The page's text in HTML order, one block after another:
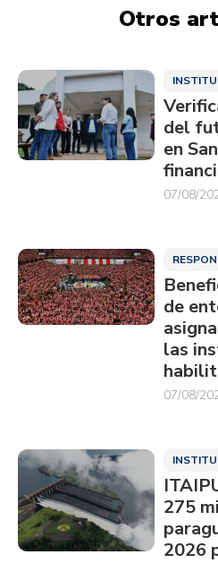
Otros
del
en
07/08/
de
las
07/08/
275
2026